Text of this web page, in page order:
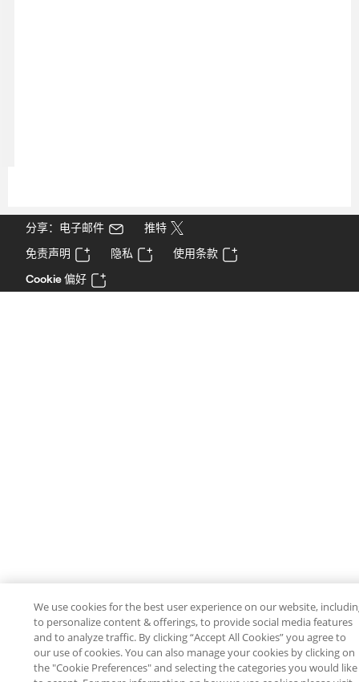
分享：电子邮件
推特
免责声明
隐私
使用条款
Cookie 偏好
We use cookies for the best user experience on our website,
to personalize content & offerings, to provide social media features
and to analyze traffic. By clicking “Accept All Cookies” you agree to
our use of cookies. You can also manage your cookies by clicking on
the "Cookie Preferences" and selecting the categories you would like